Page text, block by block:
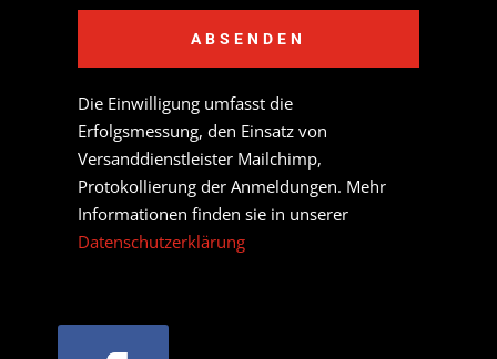
ABSENDEN
Die Einwilligung umfasst die
Erfolgsmessung, den Einsatz von
Versanddienstleister Mailchimp,
Protokollierung der Anmeldungen. Mehr
Informationen finden sie in unserer
Datenschutzerklärung